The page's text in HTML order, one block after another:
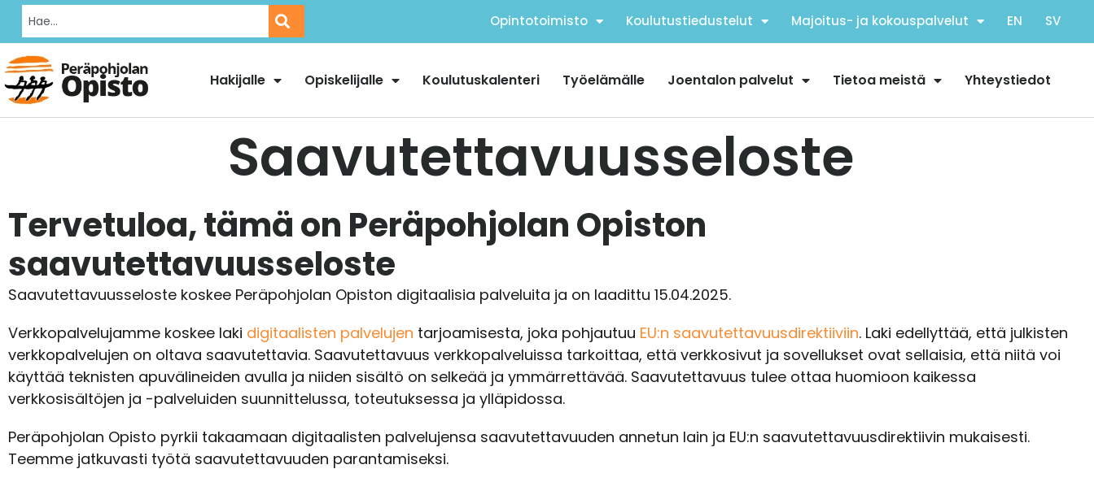
Opintotoimisto Koulutustiedustelut Majoitus- ja kokouspalvelut EN SV
Hakijalle Opiskelijalle Koulutuskalenteri Työelämälle Joentalon palvelut Tietoa meistä Yhteystiedot
Saavutettavuusseloste ​
Tervetuloa, tämä on Peräpohjolan Opiston
saavutettavuusseloste
Saavutettavuusseloste koskee Peräpohjolan Opiston digitaalisia palveluita ja on laadittu 15.04.2025.
Verkkopalvelujamme koskee laki digitaalisten palvelujen tarjoamisesta, joka pohjautuu EU:n saavutettavuusdirektiiviin. Laki edellyttää, että julkisten
verkkopalvelujen on oltava saavutettavia. Saavutettavuus verkkopalveluissa tarkoittaa, että verkkosivut ja sovellukset ovat sellaisia, että niitä voi
käyttää teknisten apuvälineiden avulla ja niiden sisältö on selkeää ja ymmärrettävää. Saavutettavuus tulee ottaa huomioon kaikessa
verkkosisältöjen ja -palveluiden suunnittelussa, toteutuksessa ja ylläpidossa.
Peräpohjolan Opisto pyrkii takaamaan digitaalisten palvelujensa saavutettavuuden annetun lain ja EU:n saavutettavuusdirektiivin mukaisesti.
Teemme jatkuvasti työtä saavutettavuuden parantamiseksi.